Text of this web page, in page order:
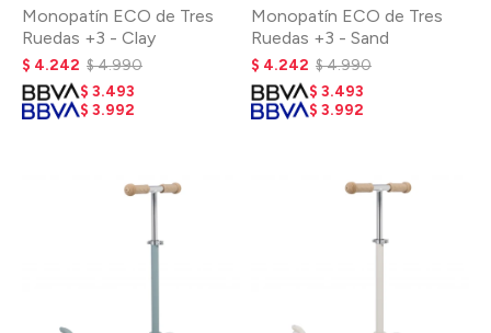
Monopatín ECO de Tres
Ruedas +3 - Clay
$ 4.242 $4.990
$ 3.493
$ 3.992
Monopatín ECO de Tres
Ruedas +3 - Sand
$ 4.242 $4.990
$ 3.493
$ 3.992